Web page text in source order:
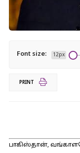
Font size: 12px
PRINT
பாகிஸ்தான்,